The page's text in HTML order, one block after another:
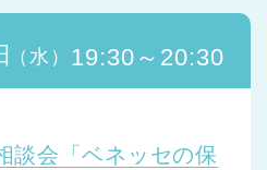
（水） 19:30～20:30
談会「ベネッセの保